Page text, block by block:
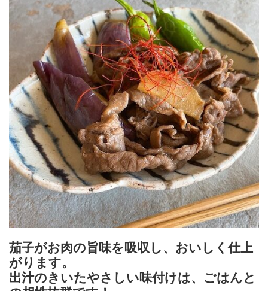
茄子がお肉の旨味を吸収し、おいしく仕上
がります。
出汁のきいたやさしい味付けは、ごはんと